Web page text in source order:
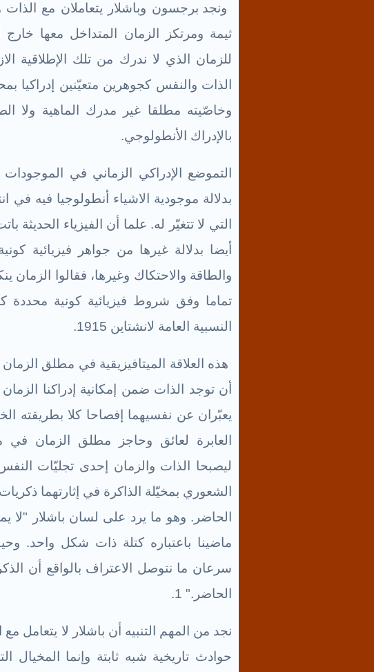
ونجد برجسون وباشلار يتعاملان مع
ثيمة ومرتكز الزمان المتداخل معها خارج
للزمان الذي لا ندرك من تلك الإطلاقية
الذات والنفس كجوهرين متعيّنين إدراكيا
وخاصّيته مطلقا غير مدرك الماهية ولا
بالإدراك الأنطولوجي.
التموضع الإدراكي الزماني في
بدلالة موجودية الاشياء أنطولوجيا فيه في
التي لا تتغيّر له. علما أن الفيزياء
أيضا بدلالة غيرها من جواهر فيزيائية
والطاقة والاحتكاك وغيرها، فقالوا
تماما وفق شروط فيزيائية كونية
النسبية العامة لانشتاين 1915.
هذه العلاقة الميتافيزيقية في مطلق
أن توجد الذات ضمن إمكانية إدراكنا
يعبّران عن نفسيهما إفصاحا كلا بطريقته
العابرة لعائق وحاجز مطلق الزمان
ليصبحا الذات والزمان إحدى تجليّات النفس
الشعوري بمخيّلة الذاكرة في إثارتهما
الحاضر. وهو ما يرد على لسان باشلار "لا
ماضينا باعتباره كتلة ذات شكل واحد.
سرعان ما نتوصل الاعتراف بالواقع أن
الحاضر." 1.
نجد من المهم التنبيه أن باشلار لا يتعامل
حوادث تاريخية شبه ثابتة وإنما